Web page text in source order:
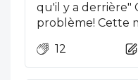
qu'il y a derrière" C'est bien ça le
problème! Cette
déjà"). Oui CPTS était un sigle (pas un
acronyme: ça ne
12